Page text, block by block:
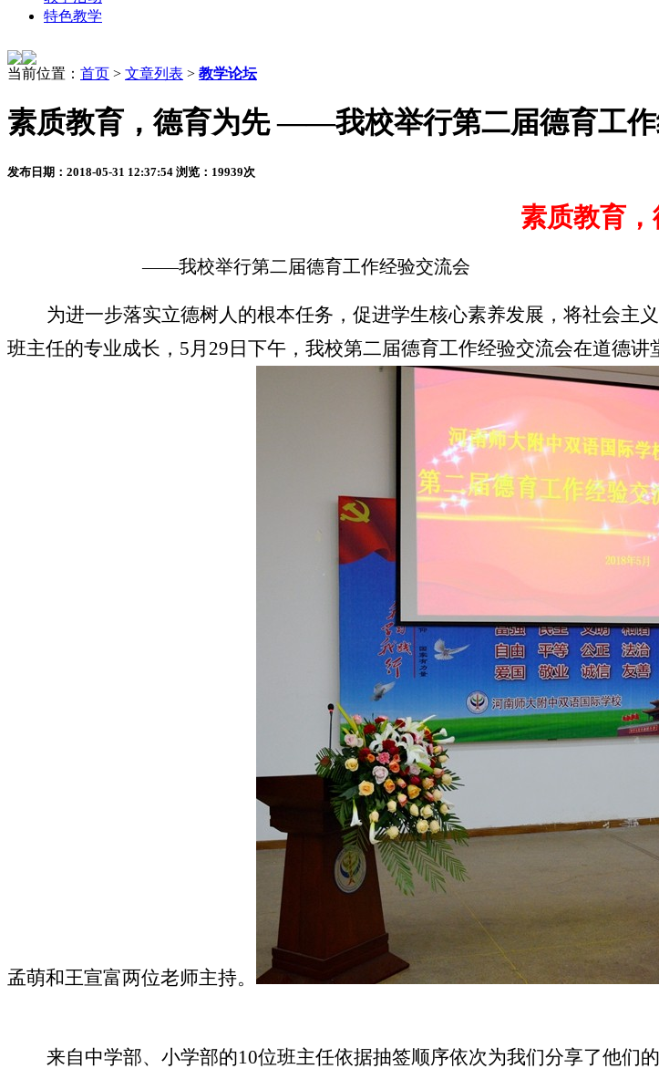
特色教学
当前位置： 首页 > 文章列表 > 教学论坛
素质教育，德育为先 ——我校举行第二届德育工
发布日期：2018-05-31 12:37:54 浏览：19939次
素质教育
——我校举行第二届德育工作经验交流会
为进一步落实立德树人的根本任务，促进学生核心素养发展，将社会主
班主任的专业成长 ， 5 月 29 日下午，我校第二届德育工作经验交流会在道德讲
孟萌和王宣富两位老师主持。
来自中学部、小学部的10位班主任依据抽签顺序依次为我们分享了他们